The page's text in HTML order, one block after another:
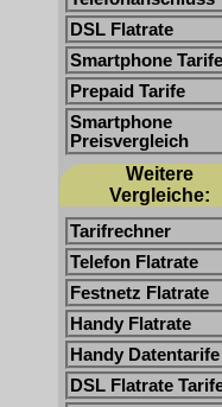
DSL Flatrate
Smartphone Tarife
Prepaid Tarife
Smartphone
Preisvergleich
Weitere
Vergleiche:
Tarifrechner
Telefon Flatrate
Festnetz Flatrate
Handy Flatrate
Handy Datentarife
DSL Flatrate